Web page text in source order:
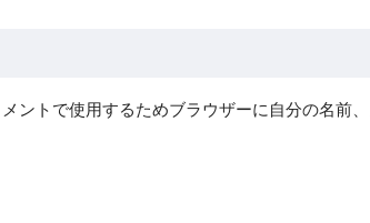
ントで使用するためブラウザーに自分の名前